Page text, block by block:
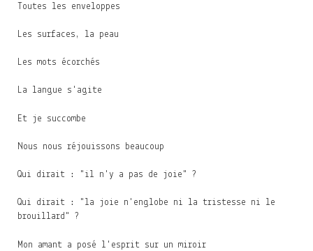
Toutes les enveloppes
Les surfaces, la peau
Les mots écorchés
La langue s'agite
Et je succombe
Nous nous réjouissons beaucoup
Qui dirait : "il n'y a pas de joie" ?
Qui dirait : "la joie n'englobe ni la tristesse ni le
brouillard" ?
Mon amant a posé l'esprit sur un miroir